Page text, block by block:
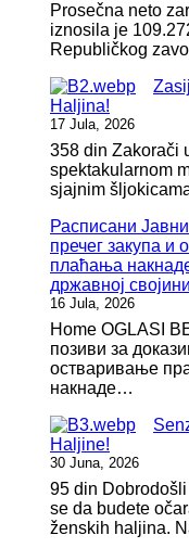
Prosečna neto
iznosila je
Republičkog
Haljina!
17 Jula, 2026
358 din Zakorači
spektakularnom
sjajnim
Расписани
пречег закупа
плаћања
државној
16 Jula, 2026
Home OGLASI
позиви за
остваривање
накнаде…
Haljine!
30 Juna, 2026
95 din
se da budete
ženskih haljina.